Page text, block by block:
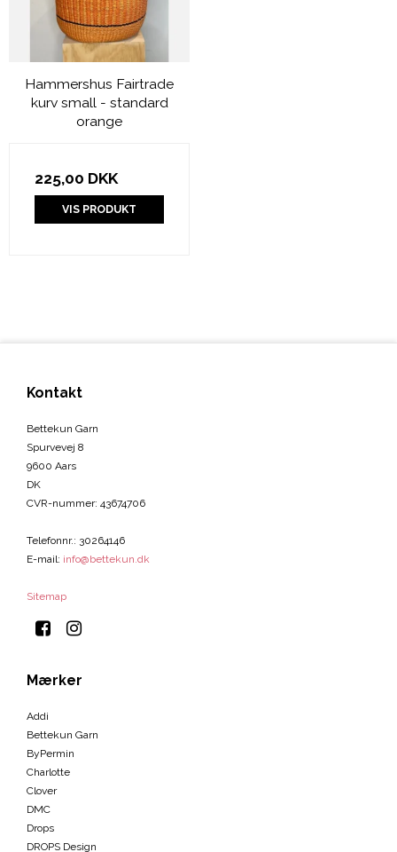
Hammershus Fairtrade
kurv small - standard
orange
225,00 DKK
VIS PRODUKT
Kontakt
Bettekun Garn
Spurvevej 8
9600 Aars
DK
CVR-nummer: 43674706
Telefonnr.: 30264146
E-mail: info@bettekun.dk
Sitemap
Mærker
Addi
Bettekun Garn
ByPermin
Charlotte
Clover
DMC
Drops
DROPS Design